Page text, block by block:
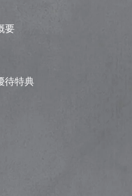
要
待特典